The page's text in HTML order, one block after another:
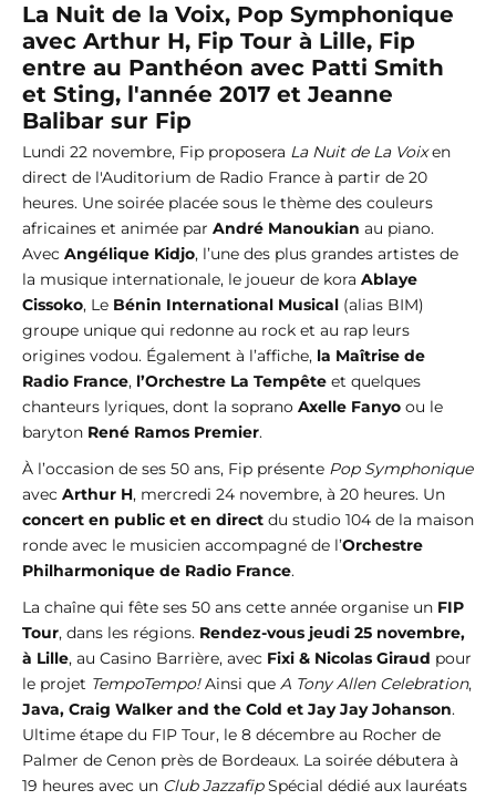
La Nuit de la Voix, Pop Symphonique
avec Arthur H, Fip Tour à Lille, Fip
entre au Panthéon avec Patti Smith
et Sting, l'année 2017 et Jeanne
Balibar sur Fip
Lundi 22 novembre, Fip proposera La Nuit de La Voixen
direct de l'Auditorium de Radio France à partir de 20
heures. Une soirée placée sous le thème des couleurs
africaines et animée par André Manoukian au piano.
Avec Angélique Kidjo, l’une des plus grandes artistes de
la musique internationale, le joueur de kora Ablaye
Cissoko, Le Bénin International Musical (alias BIM)
groupe unique qui redonne au rock et au rap leurs
origines vodou. Également à l’affiche, la Maîtrise de
Radio France, l’Orchestre La Tempête et quelques
chanteurs lyriques, dont la soprano Axelle Fanyo ou le
baryton René Ramos Premier.
À l’occasion de ses 50 ans, Fip présente Pop Symphonique
avec Arthur H, mercredi 24 novembre, à 20 heures. Un
concert en public et en direct du studio 104 de la maison
ronde avec le musicien accompagné de l’Orchestre
Philharmonique de Radio France.
La chaîne qui fête ses 50 ans cette année organise un FIP
Tour, dans les régions. Rendez-vous jeudi 25 novembre,
à Lille, au Casino Barrière, avec Fixi & Nicolas Giraud pour
le projet TempoTempo!Ainsi que A Tony Allen Celebration,
Java, Craig Walker and the Cold et Jay Jay Johanson.
Ultime étape du FIP Tour, le 8 décembre au Rocher de
Palmer de Cenon près de Bordeaux. La soirée débutera à
19 heures avec un Club JazzafipSpécial dédié aux lauréats